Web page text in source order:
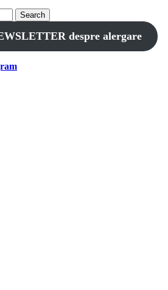
despre alergare